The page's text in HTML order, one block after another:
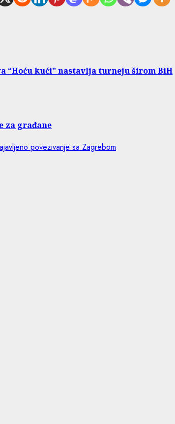
“Hoću kući” nastavlja turneju širom BiH
za građane